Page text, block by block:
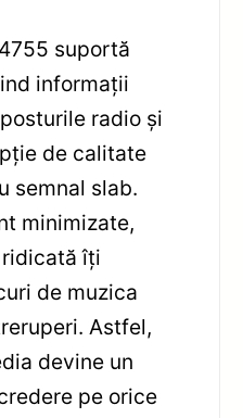
suportă
informații
radio și
de calitate
semnal slab.
minimizate,
îți
de muzica
Astfel,
devine un
pe orice